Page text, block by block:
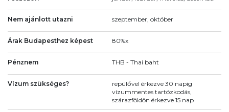
Nem ajánlott utazni szeptember, október
Árak Budapesthez képest 80%x
Pénznem THB - Thai baht
Vízum szükséges?
repülővel érkezve 30 napig
vízummentes tartózkodás,
szárazföldön érkezve 15 nap